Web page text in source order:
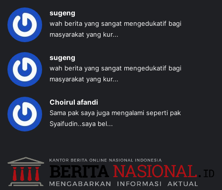
sugeng
wah berita yang sangat mengedukatif bagi
masyarakat yang kur...
sugeng
wah berita yang sangat mengedukatif bagi
masyarakat yang kur...
Choirul afandi
Sama pak saya juga mengalami seperti pak
Syaifudin..saya bel...